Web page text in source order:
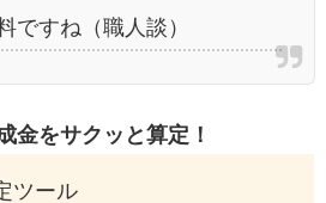
ですね（職人談）
金をサクッと算定！
ツール